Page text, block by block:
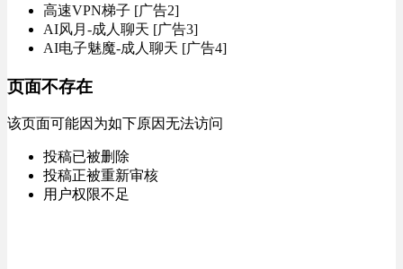
高速VPN梯子 [广告2]
AI风月-成人聊天 [广告3]
AI电子魅魔-成人聊天 [广告4]
页面不存在
该页面可能因为如下原因无法访问
投稿已被删除
投稿正被重新审核
用户权限不足